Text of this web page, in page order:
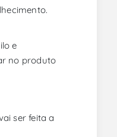
e
no produto
ser feita a